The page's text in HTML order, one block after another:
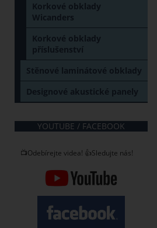
Korkové obklady
Wicanders
Korkové obklady
příslušenství
Stěnové laminátové obklady
Designové akustické panely
YOUTUBE / FACEBOOK
📺Odebírejte videa! 👍Sledujte nás!